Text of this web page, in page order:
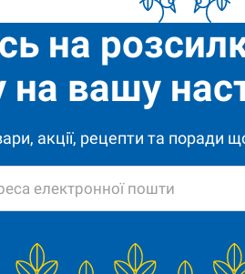
на
вашу
акції, рецепти та поради